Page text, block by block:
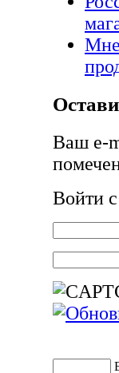
Ваш e-
Войти